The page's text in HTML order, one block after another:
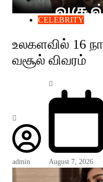
CELEBRITY
உலகளவில் 16
வசூல் விவரம்
admin August 7, 2026